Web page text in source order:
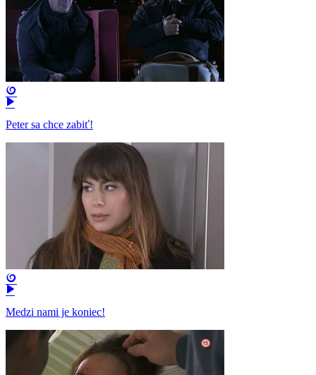
Peter sa chce zabiť!
Medzi nami je koniec!